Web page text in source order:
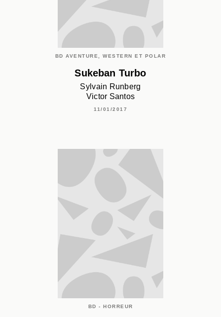
BD AVENTURE, WESTERN ET POLAR
Sukeban Turbo
Sylvain Runberg
Victor Santos
11/01/2017
BD - HORREUR